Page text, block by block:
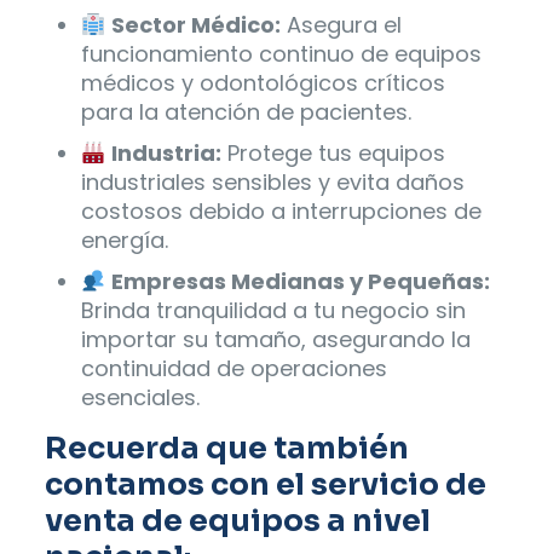
Sector Médico: Asegura el
funcionamiento continuo de equipos
médicos y odontológicos críticos
para la atención de pacientes.
Industria: Protege tus equipos
industriales sensibles y evita daños
costosos debido a interrupciones de
energía.
Empresas Medianas y Pequeñas:
Brinda tranquilidad a tu negocio sin
importar su tamaño, asegurando la
continuidad de operaciones
esenciales.
Recuerda que también
contamos con el servicio de
venta de equipos a nivel